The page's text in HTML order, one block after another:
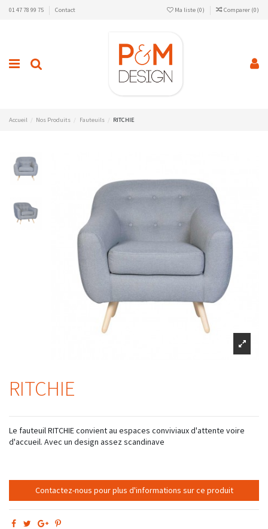
01 47 78 99 75 Contact Ma liste (0) Comparer (0)
Accueil Nos Produits Fauteuils RITCHIE
RITCHIE
Le fauteuil RITCHIE convient au espaces conviviaux d'attente voire
d'accueil. Avec un design assez scandinave
Contactez-nous pour plus d'informations sur ce produit